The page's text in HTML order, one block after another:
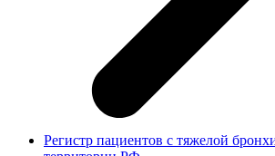
Регистр пациентов с тяжелой